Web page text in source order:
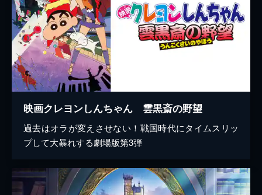
映画クレヨンしんちゃん 雲黒斎の野望
過去はオラが変えさせない！戦国時代にタイムスリッ
プして大暴れする劇場版第3弾